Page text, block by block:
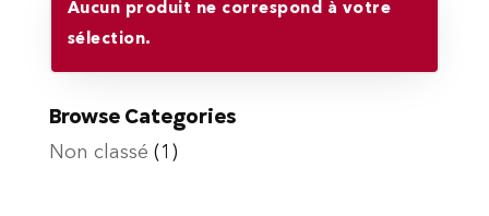
Aucun produit ne correspond à votre
sélection.
Browse Categories
Non classé (1)